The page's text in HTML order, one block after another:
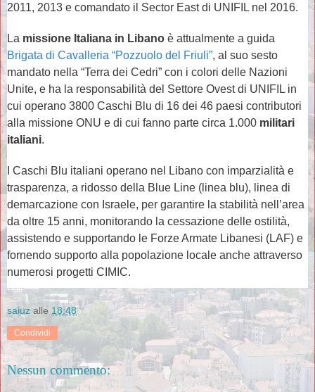
2011, 2013 e comandato il Sector East di UNIFIL nel 2016.
La missione Italiana in Libano è attualmente a guida
Brigata di Cavalleria “Pozzuolo del Friuli”, al suo sesto
mandato nella “Terra dei Cedri” con i colori delle Nazioni
Unite, e ha la responsabilità del Settore Ovest di UNIFIL in
cui operano 3800 Caschi Blu di 16 dei 46 paesi contributori
alla missione ONU e di cui fanno parte circa 1.000 militari
italiani.
I Caschi Blu italiani operano nel Libano con imparzialità e
trasparenza, a ridosso della Blue Line (linea blu), linea di
demarcazione con Israele, per garantire la stabilità nell’area
da oltre 15 anni, monitorando la cessazione delle ostilità,
assistendo e supportando le Forze Armate Libanesi (LAF) e
fornendo supporto alla popolazione locale anche attraverso
numerosi progetti CIMIC.
saiuz alle 18:48
Condividi
Nessun commento: